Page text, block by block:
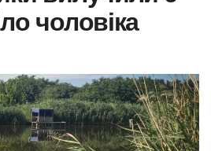
чоловіка